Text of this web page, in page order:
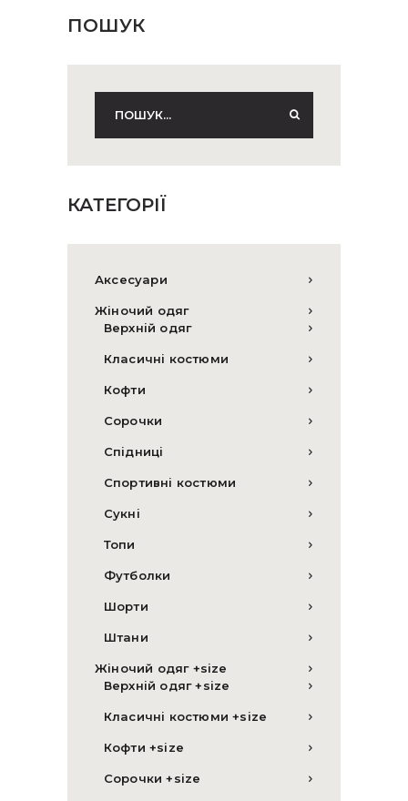
ПОШУК
КАТЕГОРІЇ
Аксесуари
Жіночий одяг
Верхній одяг
Класичні костюми
Кофти
Сорочки
Спідниці
Спортивні костюми
Сукні
Топи
Футболки
Шорти
Штани
Жіночий одяг +size
Верхній одяг +size
Класичні костюми +size
Кофти +size
Сорочки +size